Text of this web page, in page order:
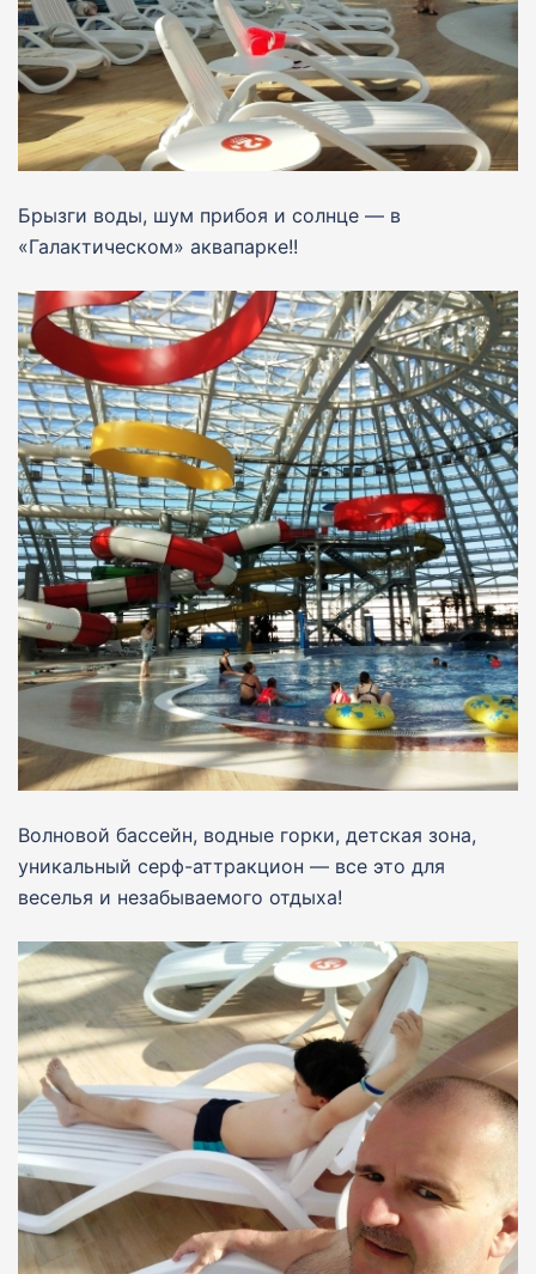
Брызги воды, шум прибоя и солнце — в
«Галактическом» аквапарке!!
Волновой бассейн, водные горки, детская зона,
уникальный серф-аттракцион — все это для
веселья и незабываемого отдыха!